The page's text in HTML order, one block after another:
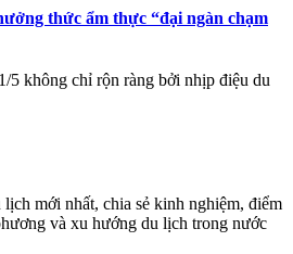
thức ẩm thực “đại ngàn chạm
5 không chỉ rộn ràng bởi nhịp điệu du
mới nhất, chia sẻ kinh nghiệm, điểm
và xu hướng du lịch trong nước